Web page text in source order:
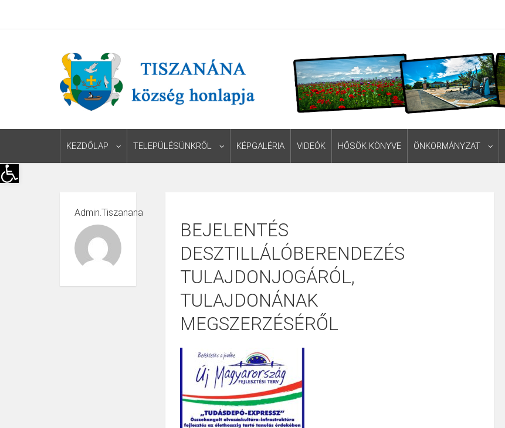
Eszköztár megnyitása
KEZDŐLAP TELEPÜLÉSÜNKRŐL KÉPGALÉRIA VIDEÓK HŐSÖK KÖNYVE ÖNKORMÁNYZAT
Admin.tiszanana
BEJELENTÉS
DESZTILLÁLÓBERENDEZÉS
TULAJDONJOGÁRÓL,
TULAJDONÁNAK
MEGSZERZÉSÉRŐL